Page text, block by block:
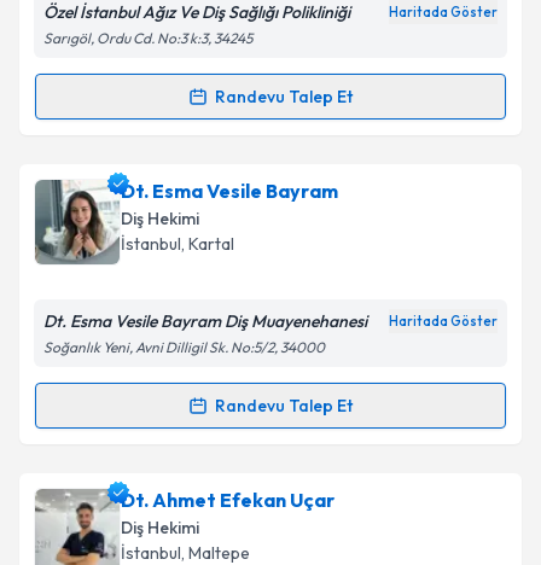
Kişisel verilerimin işlenmesine ilişkin
Metni'ni okudum ve kişisel verilerimin belirtilen
kapsamda işlenmesini kabul ediyorum.
Özel İstanbul Ağız Ve Diş Sağlığı Polikliniği Haritada Göster
Sarıgöl, Ordu Cd. No:3 k:3, 34245
Randevu Talep Et
Randevu Takvimi Talebi
Dt. Büşra Kayışiçin randevu takvimi talebi oluşturun.
Size bu uzmandan randevu almanız için bir takvim
hazırlandığında e-posta ile bilgilendireceğiz.
Kişisel verilerimin işlenmesine ilişkin
Metni'ni okudum ve kişisel verilerimin belirtilen
Takvim Talebini Gönder
Dt. Esma Vesile Bayram
Diş Hekimi
İstanbul, Kartal
Dt. Esma Vesile Bayram Diş Muayenehanesi Haritada Göster
Soğanlık Yeni, Avni Dilligil Sk. No:5/2, 34000
Randevu Talep Et
Randevu Takvimi Talebi
Dt. Esma Vesile Bayramiçin randevu takvimi talebi
oluşturun. Size bu uzmandan randevu almanız için bir
takvim hazırlandığında e-posta ile bilgilendireceğiz.
Dt. Ahmet Efekan Uçar
Diş Hekimi
İstanbul, Maltepe